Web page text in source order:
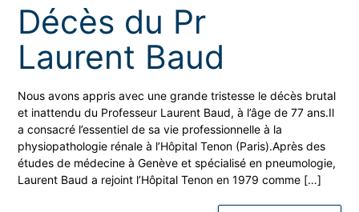
Décès du Pr
Laurent Baud
Nous avons appris avec une grande tristesse le décès brutal
et inattendu du Professeur Laurent Baud, à l’âge de 77 ans.Il
a consacré l’essentiel de sa vie professionnelle à la
physiopathologie rénale à l’Hôpital Tenon (Paris).Après des
études de médecine à Genève et spécialisé en pneumologie,
Laurent Baud a rejoint l’Hôpital Tenon en 1979 comme […]